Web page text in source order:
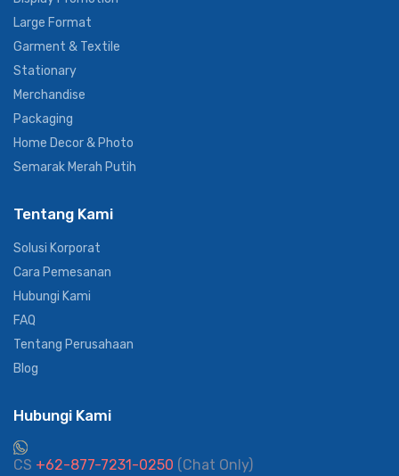
Large Format
Garment & Textile
Stationary
Merchandise
Packaging
Home Decor & Photo
Semarak Merah Putih
Tentang Kami
Solusi Korporat
Cara Pemesanan
Hubungi Kami
FAQ
Tentang Perusahaan
Blog
Hubungi Kami
CS +62-877-7231-0250 (Chat Only)